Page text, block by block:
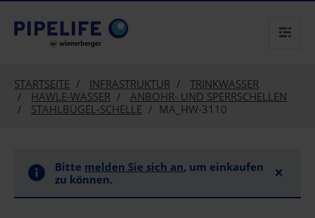
text.skipToContent
text.skipToNavigation
STARTSEITE INFRASTRUKTUR
TRINKWASSER
HAWLE-WASSER
ANBOHR- UND SPERRSCHELLEN
STAHLBÜGEL-SCHELLE
MA_HW-3110
Bitte melden Sie sich an, um einkaufen
zu können.
×